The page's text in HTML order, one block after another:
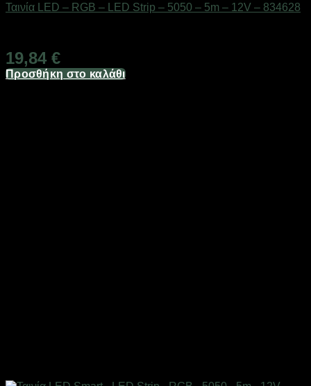
Ταινία LED – RGB – LED Strip – 5050 – 5m – 12V – 834628
19,84 €
Προσθήκη στο καλάθι